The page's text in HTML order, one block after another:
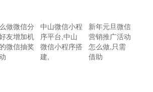
做微信分
友增加机
微信抽奖
中山微信小程
序平台,中山
微信小程序搭
建,
新年元旦微信
营销推广活动
怎么做,只需
借助